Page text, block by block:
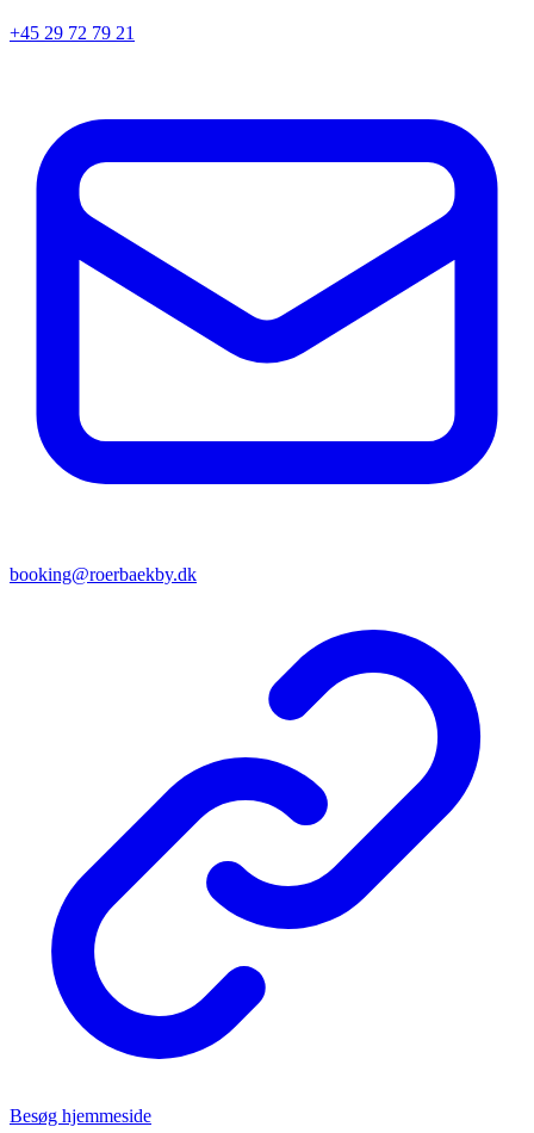
+45 29 72 79 21
booking@roerbaekby.dk
Besøg hjemmeside